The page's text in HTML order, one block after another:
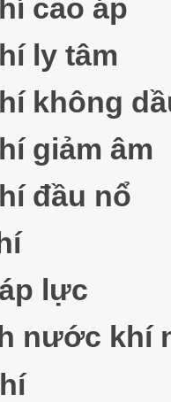
cao áp
ly tâm
không
giảm âm
đầu nổ
lực
nước khí